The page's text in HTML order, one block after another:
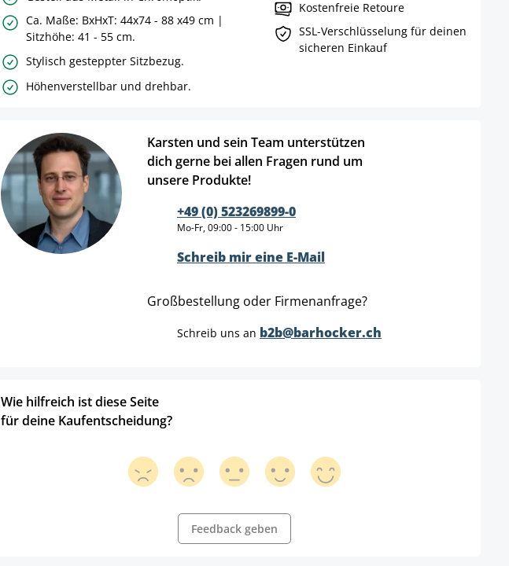
Ca. Maße: BxHxT: 44x74 - 88 x49 cm |
Sitzhöhe: 41 - 55 cm.
Stylisch gesteppter Sitzbezug.
Höhenverstellbar und drehbar.
Kostenfreie Retoure
SSL-Verschlüsselung für deinen
sicheren Einkauf
Karsten und sein Team unterstützen
dich gerne bei allen Fragen rund um
unsere Produkte!
+49 (0) 523269899-0
Mo-Fr, 09:00 - 15:00 Uhr
Schreib mir eine E-Mail
Großbestellung oder Firmenanfrage?
Schreib uns an b2b@barhocker.ch
Wie hilfreich ist diese Seite
für deine Kaufentscheidung?
Feedback geben